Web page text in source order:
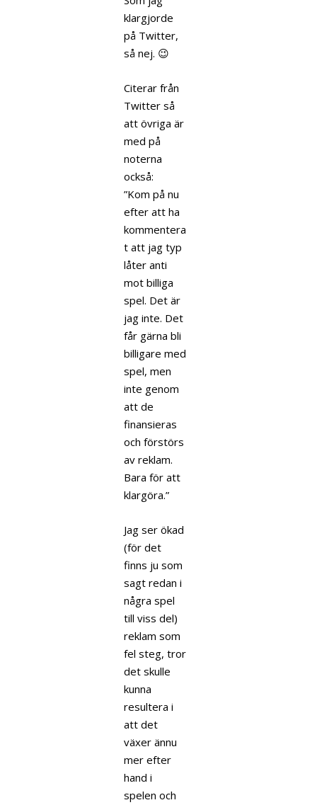
klargjorde
på Twitter,
så nej. 😉
Citerar från
Twitter så
att övriga är
med på
noterna
också:
”Kom på nu
efter att ha
kommentera
t att jag typ
låter anti
mot billiga
spel. Det är
jag inte. Det
får gärna bli
billigare med
spel, men
inte genom
att de
finansieras
och förstörs
av reklam.
Bara för att
klargöra.”
Jag ser ökad
(för det
finns ju som
sagt redan i
några spel
till viss del)
reklam som
fel steg, tror
det skulle
kunna
resultera i
att det
växer ännu
mer efter
hand i
spelen och